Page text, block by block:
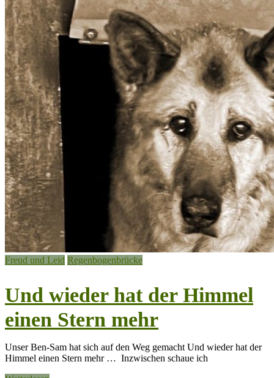
Freud und Leid Regenbogenbrücke
Und wieder hat der Himmel
einen Stern mehr
Unser Ben-Sam hat sich auf den Weg gemacht Und wieder hat der
Himmel einen Stern mehr … Inzwischen schaue ich